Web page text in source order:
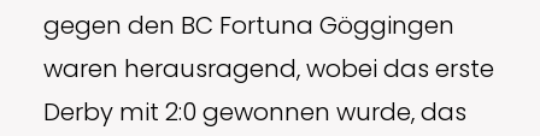
gegen den BC Fortuna Göggingen
waren herausragend, wobei das erste
Derby mit 2:0 gewonnen wurde, das